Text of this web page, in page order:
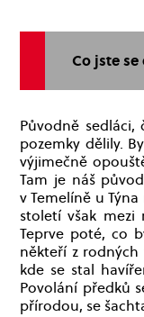
Co jste
Původně
pozemky dělily.
výjimečně
Tam je náš
v Temelíně u
století však
Teprve poté, co
někteří z
kde se stal
Povolání předků
přírodou, se